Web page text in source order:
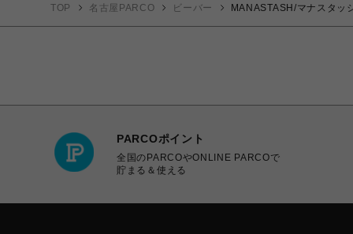
TOP 名古屋PARCO ビーバー MANASTASH/マナスタ
PARCOポイント
全国のPARCOやONLINE PARCOで
貯まる＆使える